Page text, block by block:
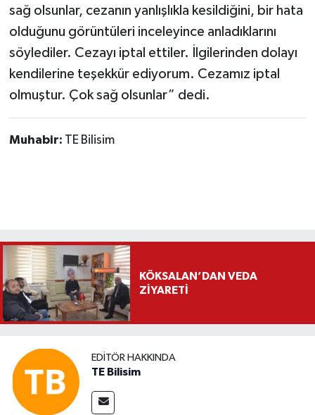
sağ olsunlar, cezanın yanlışlıkla kesildiğini, bir hata
olduğunu görüntüleri inceleyince anladıklarını
söylediler. Cezayı iptal ettiler. İlgilerinden dolayı
kendilerine teşekkür ediyorum. Cezamız iptal
olmuştur. Çok sağ olsunlar” dedi.
Muhabir: TE Bilisim
KÖKSALAN’DAN VEDA
ZİYARETİ
EDITÖR HAKKINDA
TE Bilisim